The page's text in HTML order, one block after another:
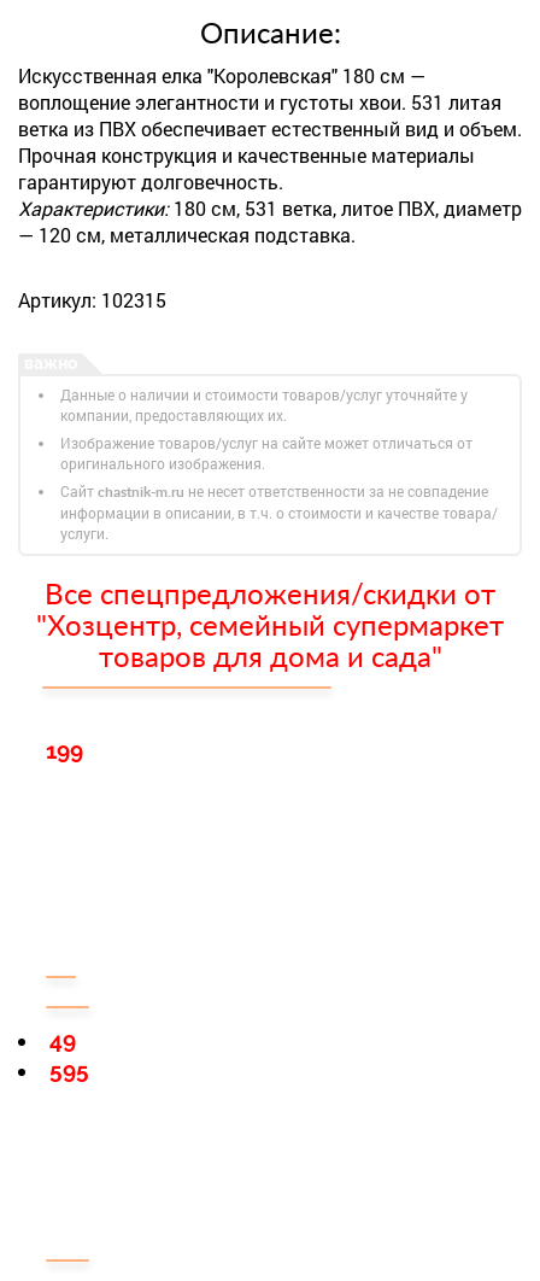
Описание:
Искусственная елка "Королевская" 180 см —
воплощение элегантности и густоты хвои. 531 литая
ветка из ПВХ обеспечивает естественный вид и объем.
Прочная конструкция и качественные материалы
гарантируют долговечность.
Характеристики:180 см, 531 ветка, литое ПВХ, диаметр
— 120 см, металлическая подставка.
Артикул: 102315
Данные о наличии и стоимости товаров/услуг уточняйте у
компании, предоставляющих их.
Изображение товаров/услуг на сайте может отличаться от
оригинального изображения.
Сайт chastnik-m.ru не несет ответственности за не совпадение
информации в описании, в т.ч. о стоимости и качестве товара/
услуги.
Все спецпредложения/скидки от
"Хозцентр, семейный супермаркет
товаров для дома и сада"
199
595
49